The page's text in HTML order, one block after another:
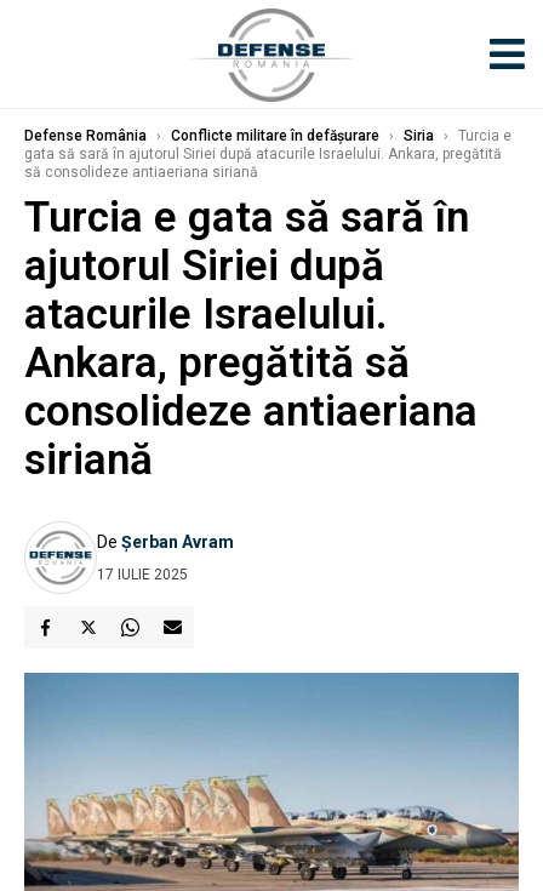
Defense România › Conflicte militare în defășurare › Siria ›
Turcia e
gata să sară în ajutorul Siriei după atacurile Israelului. Ankara, pregătită
să consolideze antiaeriana siriană
Turcia e gata să sară în
ajutorul Siriei după
atacurile Israelului.
Ankara, pregătită să
consolideze antiaeriana
siriană
De Șerban Avram
17 IULIE 2025